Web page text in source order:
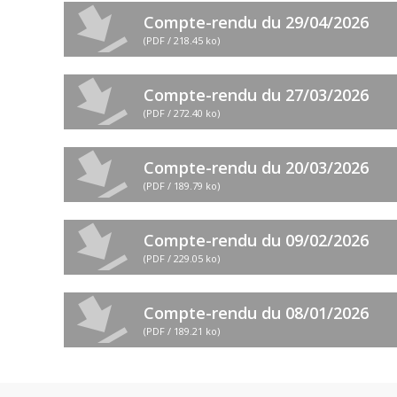
file_downloadCompte-rendu du 29/04/2026
(PDF / 218.45 ko)
file_downloadCompte-rendu du 27/03/2026
(PDF / 272.40 ko)
file_downloadCompte-rendu du 20/03/2026
(PDF / 189.79 ko)
file_downloadCompte-rendu du 09/02/2026
(PDF / 229.05 ko)
file_downloadCompte-rendu du 08/01/2026
(PDF / 189.21 ko)